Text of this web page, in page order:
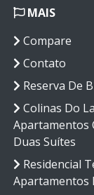
MAIS
Compare
Contato
Reserva De
Colinas Do
Apartamentos
Duas Suítes
Residencial
Apartamentos